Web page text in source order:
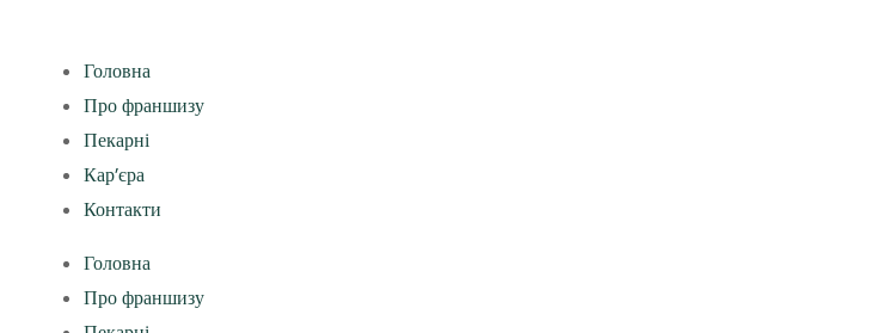
Головна
Про франшизу
Пекарні
Кар’єра
Контакти
Головна
Про франшизу